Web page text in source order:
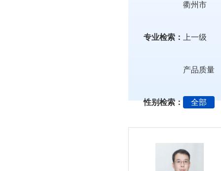
衢州市
专业检索： 上一级
产品质量
性别检索： 全部